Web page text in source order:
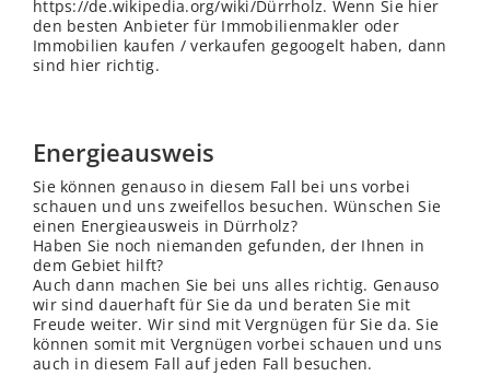
https://de.wikipedia.org/wiki/Dürrholz. Wenn Sie hier
den besten Anbieter für Immobilienmakler oder
Immobilien kaufen / verkaufen gegoogelt haben, dann
sind hier richtig.
Energieausweis
Sie können genauso in diesem Fall bei uns vorbei
schauen und uns zweifellos besuchen. Wünschen Sie
einen Energieausweis in Dürrholz?
Haben Sie noch niemanden gefunden, der Ihnen in
dem Gebiet hilft?
Auch dann machen Sie bei uns alles richtig. Genauso
wir sind dauerhaft für Sie da und beraten Sie mit
Freude weiter. Wir sind mit Vergnügen für Sie da. Sie
können somit mit Vergnügen vorbei schauen und uns
auch in diesem Fall auf jeden Fall besuchen.